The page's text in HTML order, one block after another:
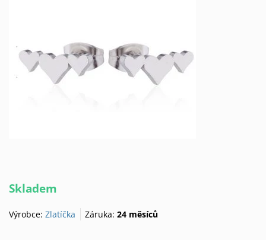
Skladem
Výrobce: Zlatíčka Záruka:24 měsíců